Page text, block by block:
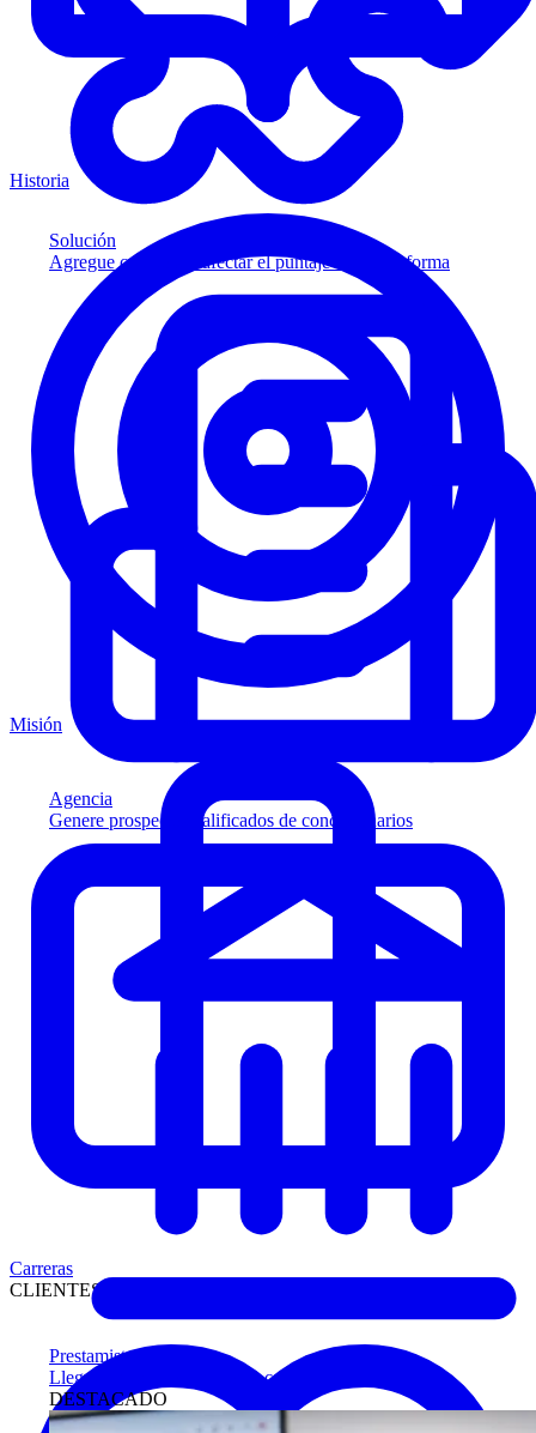
Solución
Agregue crédito sin afectar el puntaje a su plataforma
Agencia
Genere prospectos calificados de concesionarios
Prestamistas
Llegue antes a compradores calificados
DESTACADO
Historia
Misión
Carreras
CLIENTES